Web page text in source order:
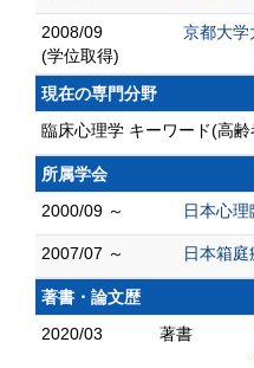
2008/09
(学位取得)
京都大学
現在の専門分野
臨床心理学 キーワード(高
所属学会
2000/09 ～
日本心
2007/07 ～ 日本箱
著書・論文歴
2020/03
著書